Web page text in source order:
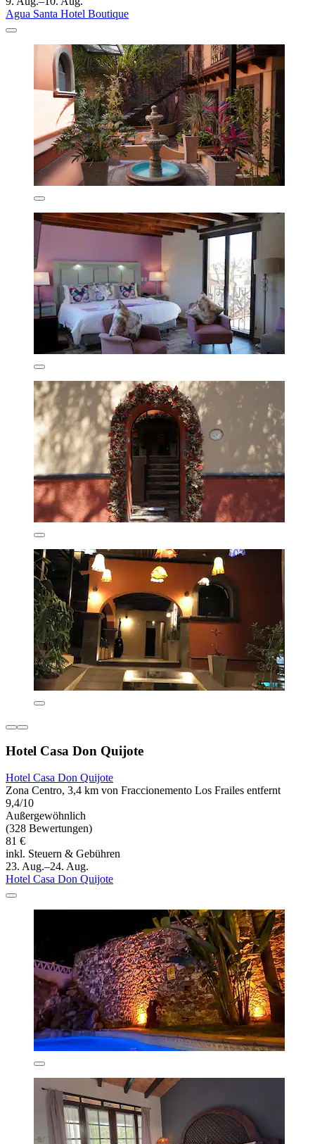
Agua Santa Hotel Boutique
Hotel Casa Don Quijote
Hotel Casa Don Quijote
Zona Centro, 3,4 km von Fraccionemento Los Frailes entfernt
9,4/10
Außergewöhnlich
(328 Bewertungen)
81 €
inkl. Steuern & Gebühren
23. Aug.–24. Aug.
Hotel Casa Don Quijote